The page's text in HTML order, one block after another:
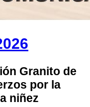
Granito de
por la
niñez